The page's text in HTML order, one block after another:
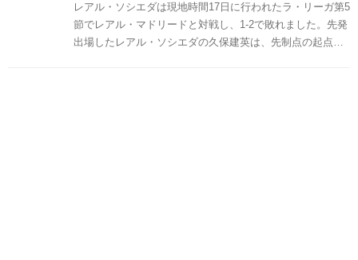
レアル・ソシエダは現地時間17日に行われたラ・リーガ第5
節でレアル・マドリードと対戦し、1-2で敗れました。先発
出場したレアル・ソシエダの久保建英は、先制点の起点に